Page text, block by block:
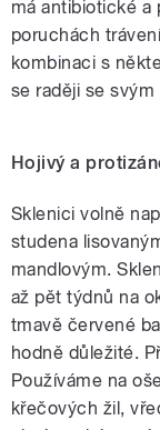
má antibiotické a
poruchách
kombinaci s
se raději se svým
Hojivý a
Sklenici volně
studena
mandlovým.
až pět týdnů na
tmavě červené
hodně důležité.
Používáme na
křečových žil,